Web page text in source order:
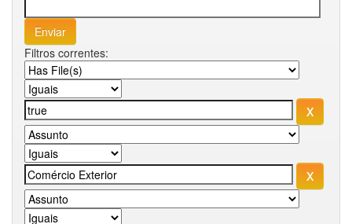
Filtros correntes: